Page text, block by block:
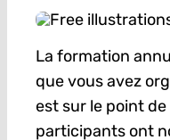
La formation
que vous avez
est sur le point
participants ont